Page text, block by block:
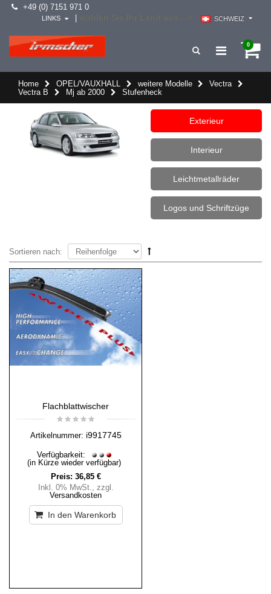
+49 (0) 7151 971 0
SCHWEIZ
LINKS
0
Home OPEL/VAUXHALL weitere Modelle
Vectra
Vectra B
Mj ab 2000 Stufenheck
Exterieur
Interieur
Leichtmetallräder
Logos und Schriftzüge
Sortieren nach:
Flachblattwischer
Artikelnummer: i9917745
Verfügbarkeit:
(in Kürze wieder verfügbar)
Preis: 36,85 €
Inkl. 0% MwSt., zzgl.
Versandkosten
In den Warenkorb